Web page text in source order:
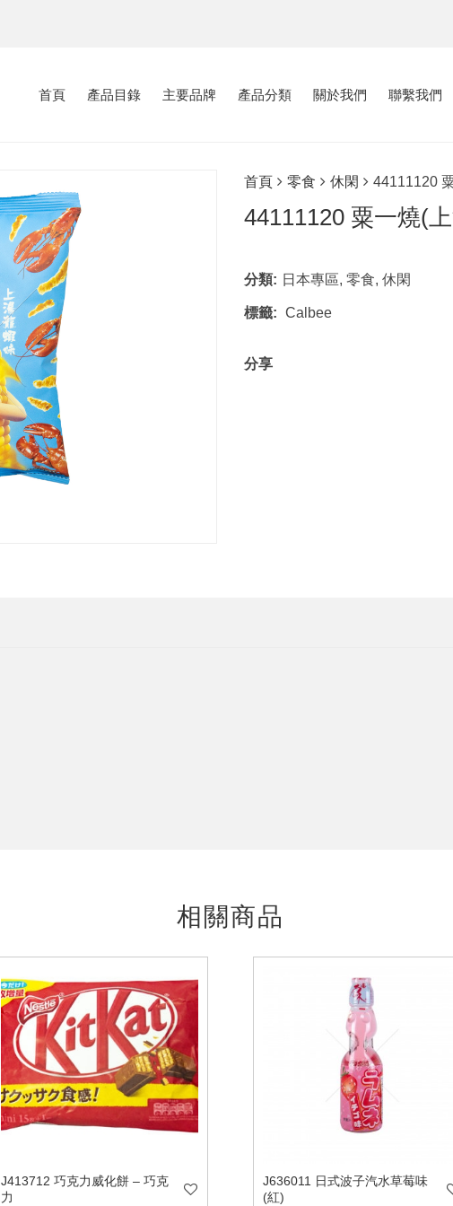
首頁 產品目錄 主要品牌 產品分類 關於我們 聯繫我們
首頁 零食 休閑 44111120
44111120 粟一燒(
分類: 日本專區, 零食, 休閑
標籤: Calbee
分享
相關商品
J413712 巧克力威化餅 – 巧克
力
J636011 日式波子汽水草莓味
(紅)